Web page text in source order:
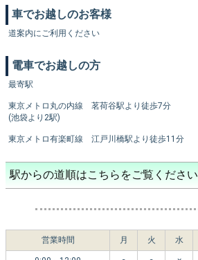
車でお越しのお客様
道案内にご利用ください
電車でお越しの方
最寄駅
東京メトロ丸の内線 茗荷谷駅より徒歩7分
(池袋より2駅)
東京メトロ有楽町線 江戸川橋駅より徒歩11分
駅からの道順はこちらをご覧ください
営業時間 月 火 水